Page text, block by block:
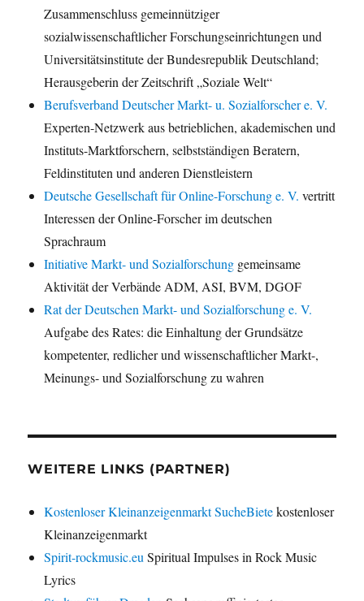
Zusammenschluss gemeinnütziger
sozialwissenschaftlicher Forschungseinrichtungen und
Universitätsinstitute der Bundesrepublik Deutschland;
Herausgeberin der Zeitschrift „Soziale Welt“
Berufsverband Deutscher Markt- u. Sozialforscher e. V.
Experten-Netzwerk aus betrieblichen, akademischen und
Instituts-Marktforschern, selbstständigen Beratern,
Feldinstituten und anderen Dienstleistern
Deutsche Gesellschaft für Online-Forschung e. V. vertritt
Interessen der Online-Forscher im deutschen
Sprachraum
Initiative Markt- und Sozialforschung gemeinsame
Aktivität der Verbände ADM, ASI, BVM, DGOF
Rat der Deutschen Markt- und Sozialforschung e. V.
Aufgabe des Rates: die Einhaltung der Grundsätze
kompetenter, redlicher und wissenschaftlicher Markt-,
Meinungs- und Sozialforschung zu wahren
WEITERE LINKS (PARTNER)
Kostenloser Kleinanzeigenmarkt SucheBietekostenloser
Kleinanzeigenmarkt
Spirit-rockmusic.eu Spiritual Impulses in Rock Music
Lyrics